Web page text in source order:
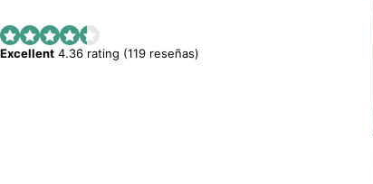
Excellent 4.36 rating (119 reseñas)